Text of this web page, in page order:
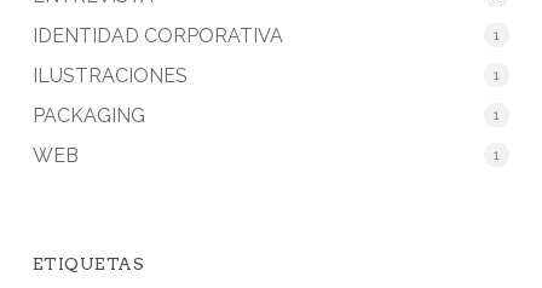
IDENTIDAD CORPORATIVA 1
ILUSTRACIONES 1
PACKAGING 1
WEB 1
ETIQUETAS